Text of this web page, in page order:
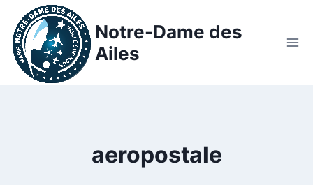
Notre-Dame des
Ailes
aeropostale